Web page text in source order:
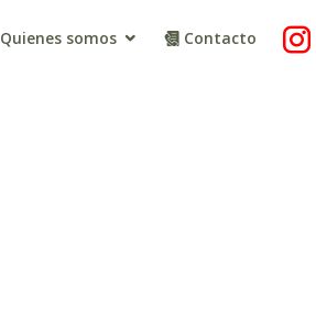
Quienes somos Contacto